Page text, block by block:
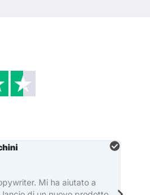
Mi ha aiutato a